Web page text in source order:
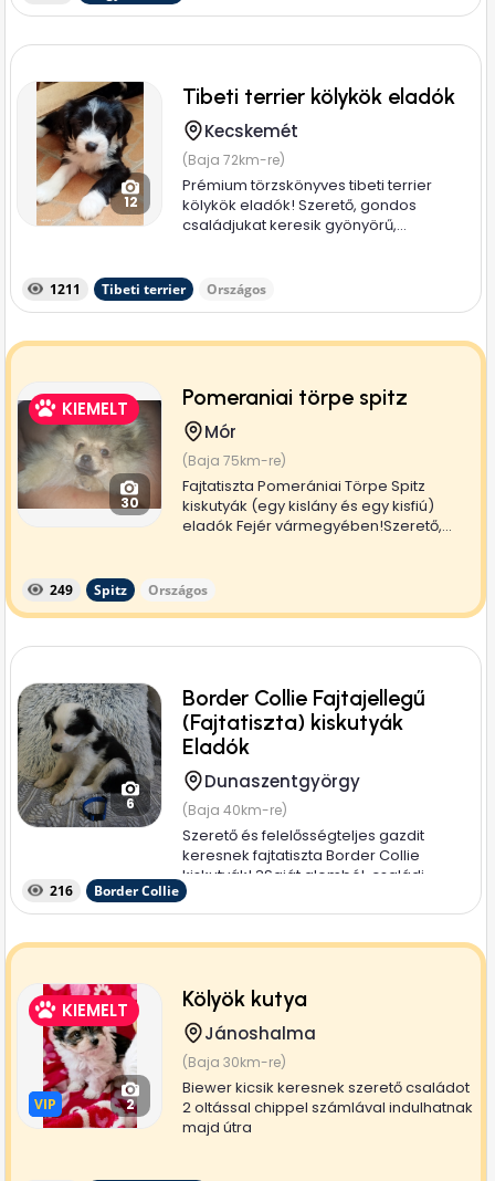
12
Tibeti terrier kölykök eladók
Kecskemét
(Baja 72km-re)
Prémium törzskönyves tibeti terrier
kölykök eladók! Szerető, gondos
családjukat keresik gyönyörű,...
1211 Tibeti terrier Országos
KIEMELT
30
Pomeraniai törpe spitz
Mór
(Baja 75km-re)
Fajtatiszta Pomerániai Törpe Spitz
kiskutyák (egy kislány és egy kisfiú)
eladók Fejér vármegyében!Szerető,...
249 Spitz Országos
6
Border Collie Fajtajellegű
(Fajtatiszta) kiskutyák
Eladók
Dunaszentgyörgy
(Baja 40km-re)
Szerető és felelősségteljes gazdit
keresnek fajtatiszta Border Collie
kiskutyák! ? ​Saját alomból, családi...
216 Border Collie
KIEMELT
VIP
VIP 2
Kölyök kutya
Jánoshalma
(Baja 30km-re)
Biewer kicsik keresnek szerető családot
2 oltással chippel számlával indulhatnak
majd útra